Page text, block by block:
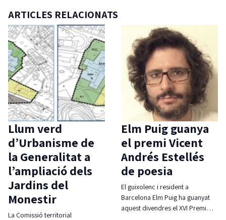
ARTICLES RELACIONATS
Llum verd
d’Urbanisme de
la Generalitat a
l’ampliació dels
Jardins del
Monestir
La Comissió territorial
Elm Puig guanya
el premi Vicent
Andrés Estellés
de poesia
El guixolenc i resident a
Barcelona Elm Puig ha guanyat
aquest divendres el XVI Premi…